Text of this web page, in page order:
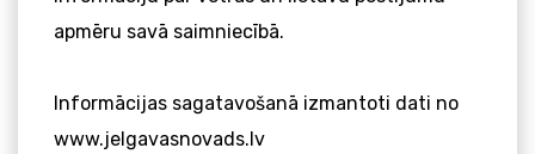
apmēru savā saimniecībā.
Informācijas sagatavošanā izmantoti dati no
www.jelgavasnovads.lv